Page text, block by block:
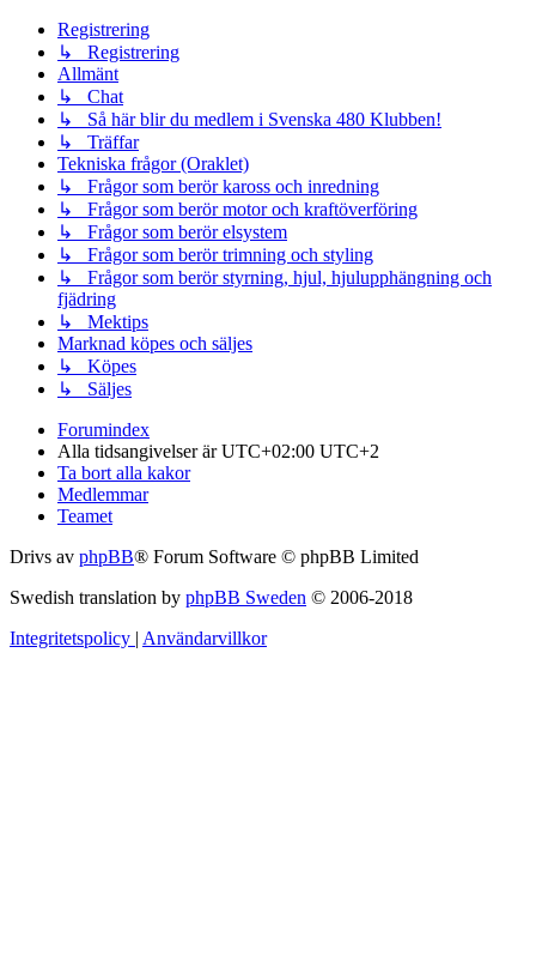
Registrering
↳ Registrering
Allmänt
↳ Chat
↳ Så här blir du medlem i Svenska 480 Klubben!
↳ Träffar
Tekniska frågor (Oraklet)
↳ Frågor som berör kaross och inredning
↳ Frågor som berör motor och kraftöverföring
↳ Frågor som berör elsystem
↳ Frågor som berör trimning och styling
↳ Frågor som berör styrning, hjul, hjulupphängning och
fjädring
↳ Mektips
Marknad köpes och säljes
↳ Köpes
↳ Säljes
Forumindex
Alla tidsangivelser är UTC+02:00 UTC+2
Ta bort alla kakor
Medlemmar
Teamet
Drivs av phpBB® Forum Software © phpBB Limited
Swedish translation by phpBB Sweden © 2006-2018
Integritetspolicy | Användarvillkor